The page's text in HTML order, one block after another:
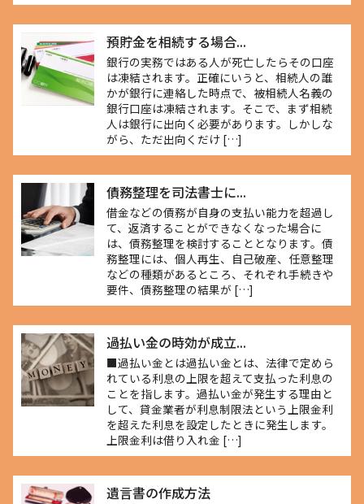
預貯金を相続する場合...
銀行の実務ではある人が死亡したらその口座
は凍結されます。正確にいうと、相続人の誰
かが銀行に連絡した時点で、被相続人名義の
銀行口座は凍結されます。そこで、まず相続
人は銀行に出向く必要があります。しかしな
がら、ただ出向くだけ […]
債務整理を司法書士に...
借金などの債務が自身の支払い能力を超過し
て、返済することができなくなった場合に
は、債務整理を検討することとなります。債
務整理には、個人再生、自己破産、任意整理
などの種類があるところ、それぞれ手続きや
要件、債務整理の結果が […]
過払い金の時効が成立...
■過払い金とは過払い金とは、法律で定めら
れている利息の上限を超えて支払った利息の
ことを指します。過払い金が発生する理由と
して、貸金業者が利息制限法という上限金利
を超えた利息を設定したときに発生します。
上限金利は借り入れ金 […]
遺言書の作成方法